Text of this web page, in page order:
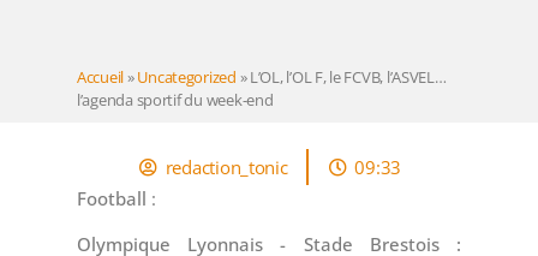
Accueil»Uncategorized »L’OL, l’OL F, le FCVB, l’ASVEL…
l’agenda sportif du week-end
redaction_tonic
09:33
Football :
Olympique Lyonnais - Stade Brestois :